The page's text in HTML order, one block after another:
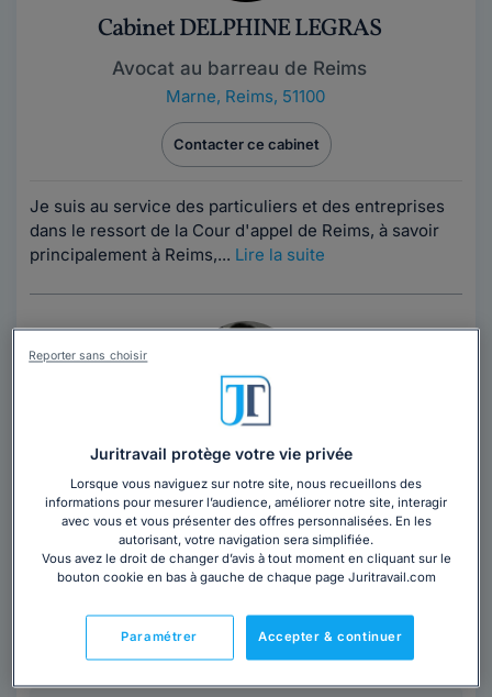
Cabinet DELPHINE LEGRAS
Avocat au barreau de Reims
Marne, Reims, 51100
Contacter ce cabinet
Je suis au service des particuliers et des entreprises
dans le ressort de la Cour d'appel de Reims, à savoir
principalement à Reims,... Lire la suite
Maître Isabelle BONY
Marne,Reims, 51100
Contacter cet avocat
un acharnement qui nous a donné nos plus belles
victoires ! Toute notre équipe à...
Juritravail protège votre vie privée
Lorsque vous naviguez sur notre site, nous recueillons des
informations pour mesurer l’audience, améliorer notre site, interagir
avec vous et vous présenter des offres personnalisées. En les
autorisant, votre navigation sera simplifiée.
Vous avez le droit de changer d’avis à tout moment en cliquant sur le
bouton cookie en bas à gauche de chaque page Juritravail.com
Accepter & continuer
Paramétrer
Reporter sans choisir